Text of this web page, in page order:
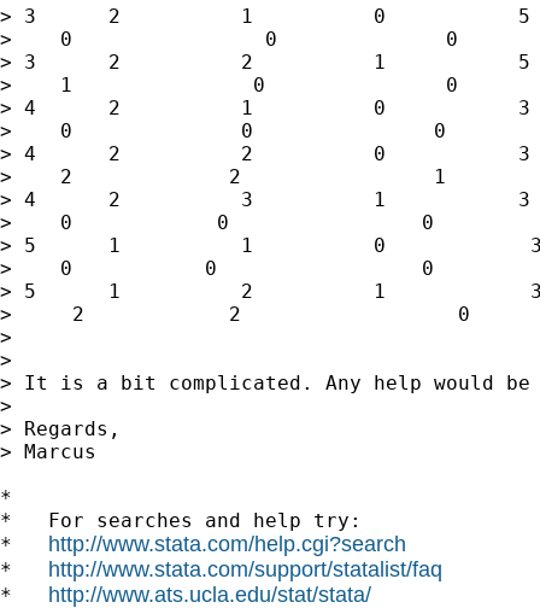
> 3      2          1          0
>    0                0              0
> 3      2          2          1
>    1               0               0
> 4      2          1          0           3
>    0              0               0
> 4      2          2          0           3
>    2             2                1
> 4      2          3          1           3
>    0            0                0
> 5      1          1          0
>    0           0                 0
> 5      1          2          1
>     2            2                  0
>
>
> It is a bit complicated. Any help would be
>
> Regards,
> Marcus
*
*   For searches and help try:
* http://www.stata.com/help.cgi?search
* http://www.stata.com/support/statalist/faq
* http://www.ats.ucla.edu/stat/stata/